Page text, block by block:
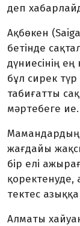
деп
Ақбөкен
бетінде
дүниесінің ең
бұл сирек
табиғатты
мәртебеге ие.
Мамандардың
жағдайы
бір елі
қоректенуде,
тектес
Алматы